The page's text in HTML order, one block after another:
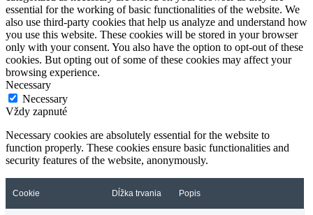
essential for the working of basic functionalities of the website. We
also use third-party cookies that help us analyze and understand how
you use this website. These cookies will be stored in your browser
only with your consent. You also have the option to opt-out of these
cookies. But opting out of some of these cookies may affect your
browsing experience.
Necessary
Necessary
Vždy zapnuté
Necessary cookies are absolutely essential for the website to
function properly. These cookies ensure basic functionalities and
security features of the website, anonymously.
Cookie Dĺžka trvania Popis